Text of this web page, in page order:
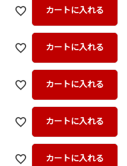
カートに入れる
カートに入れる
カートに入れる
カートに入れる
カートに入れる